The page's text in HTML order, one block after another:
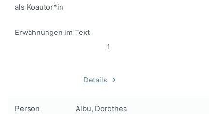
als Koautor*in
Erwähnungen im Text
1
Details
Person Albu, Dorothea